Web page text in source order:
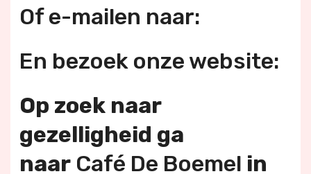
Of e-mailen naar:
En bezoek onze website:
Op zoek naar
gezelligheid ga
naar Café De Boemel in